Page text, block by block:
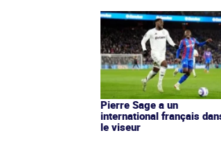
Pierre Sage a un
international français
le viseur